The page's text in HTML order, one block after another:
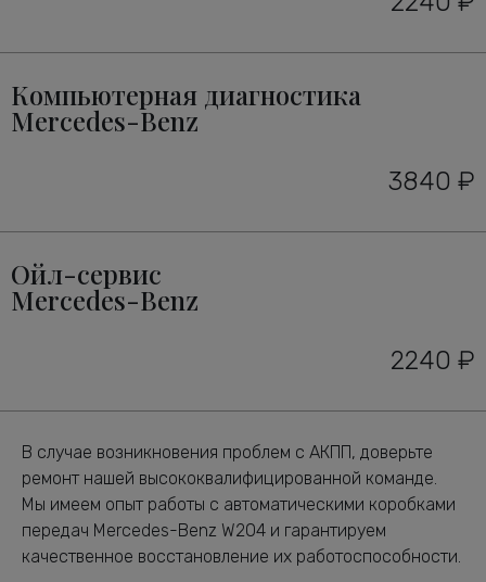
Компьютерная диагностика
Mercedes-Benz
3840 ₽
Ойл-сервис
Mercedes-Benz
2240 ₽
В случае возникновения проблем с АКПП, доверьте
ремонт нашей высококвалифицированной команде.
Мы имеем опыт работы с автоматическими коробками
передач Mercedes-Benz W204 и гарантируем
качественное восстановление их работоспособности.